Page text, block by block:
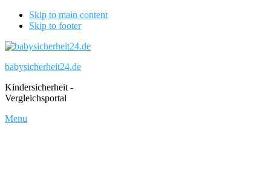
Skip to main content
Skip to footer
babysicherheit24.de
Kindersicherheit -
Vergleichsportal
Menu